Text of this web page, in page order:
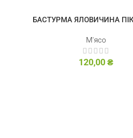
БАСТУРМА ЯЛОВИЧИНА
М'ясо
120,00₴